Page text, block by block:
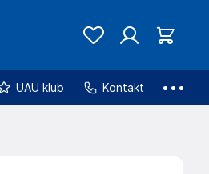
UAU klub Kontakt